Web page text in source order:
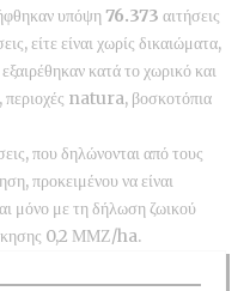
υπόψη 76.373 αιτήσεις
είτε είναι χωρίς δικαιώματα,
κατά το χωρικό και
natura, βοσκοτόπια
που δηλώνονται από τους
προκειμένου να είναι
μόνο με τη δήλωση ζωικού
0,2 ΜΜΖ/ha.